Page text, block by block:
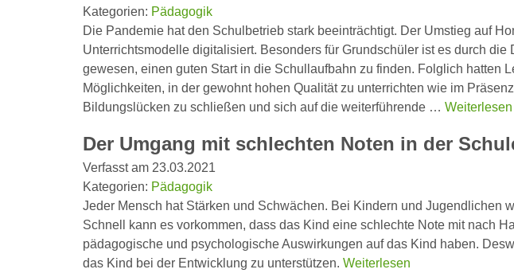
Kategorien: Pädagogik
Die Pandemie hat den Schulbetrieb stark beeinträchtigt. Der Umstieg auf
Unterrichtsmodelle digitalisiert. Besonders für Grundschüler ist es durch
gewesen, einen guten Start in die Schullaufbahn zu finden. Folglich hatten
Möglichkeiten, in der gewohnt hohen Qualität zu unterrichten wie im
Bildungslücken zu schließen und sich auf die weiterführende … Weiterlesen
Der Umgang mit schlechten Noten in der
Verfasst am 23.03.2021
Kategorien: Pädagogik
Jeder Mensch hat Stärken und Schwächen. Bei Kindern und Jugendlichen
Schnell kann es vorkommen, dass das Kind eine schlechte Note mit nach
pädagogische und psychologische Auswirkungen auf das Kind haben.
das Kind bei der Entwicklung zu unterstützen. Weiterlesen